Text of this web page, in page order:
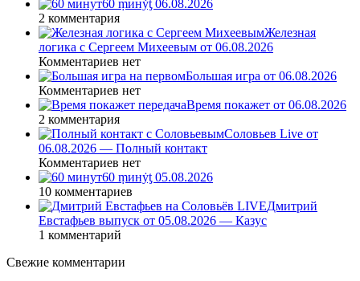
60 ṃинẏƫ 06.08.2026
2 комментария
Железная
логика с Сергеем Михеевым от 06.08.2026
Комментариев нет
Большая игра от 06.08.2026
Комментариев нет
Время покажет от 06.08.2026
2 комментария
Соловьев Live от
06.08.2026 — Полный контакт
Комментариев нет
60 ṃинẏƫ 05.08.2026
10 комментариев
Дмитрий
Евстафьев выпуск от 05.08.2026 — Казус
1 комментарий
Свежие комментарии